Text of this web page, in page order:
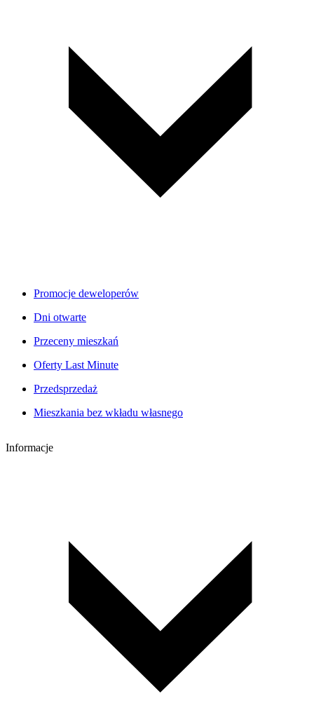
Promocje deweloperów
Dni otwarte
Przeceny mieszkań
Oferty Last Minute
Przedsprzedaż
Mieszkania bez wkładu własnego
Informacje